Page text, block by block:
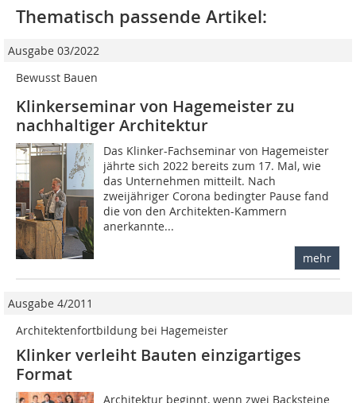
Thematisch passende Artikel:
Ausgabe 03/2022
Bewusst Bauen
Klinkerseminar von Hagemeister zu
nachhaltiger Architektur
Das Klinker-Fachseminar von Hagemeister
jährte sich 2022 bereits zum 17. Mal, wie
das Unternehmen mitteilt. Nach
zweijähriger Corona bedingter Pause fand
die von den Architekten-Kammern
anerkannte...
mehr
Ausgabe 4/2011
Architektenfortbildung bei Hagemeister
Klinker verleiht Bauten einzigartiges
Format
Architektur beginnt, wenn zwei Backsteine